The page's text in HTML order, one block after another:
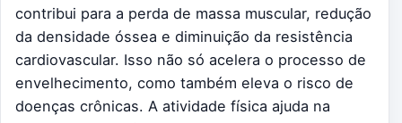
contribui para a perda de massa muscular, redução
da densidade óssea e diminuição da resistência
cardiovascular. Isso não só acelera o processo de
envelhecimento, como também eleva o risco de
doenças crônicas. A atividade física ajuda na